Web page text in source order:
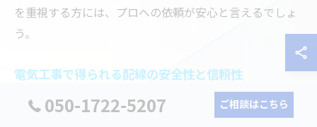
を重視する方には、プロへの依頼が安心と言えるでしょ
う。
電気工事で得られる配線の安全性と信頼性
電気工事士によるLAN配線工事は、国家資格を持つプロ
フェッショナルが担当するため、電気的な安全性や耐久
050-1722-5207 ご相談はこちら